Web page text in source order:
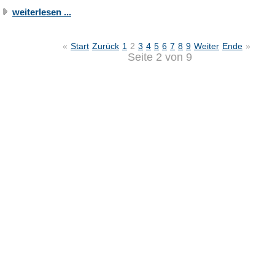
weiterlesen ...
« Start Zurück 1 2 3 4 5 6 7 8 9 Weiter Ende »
Seite 2 von 9